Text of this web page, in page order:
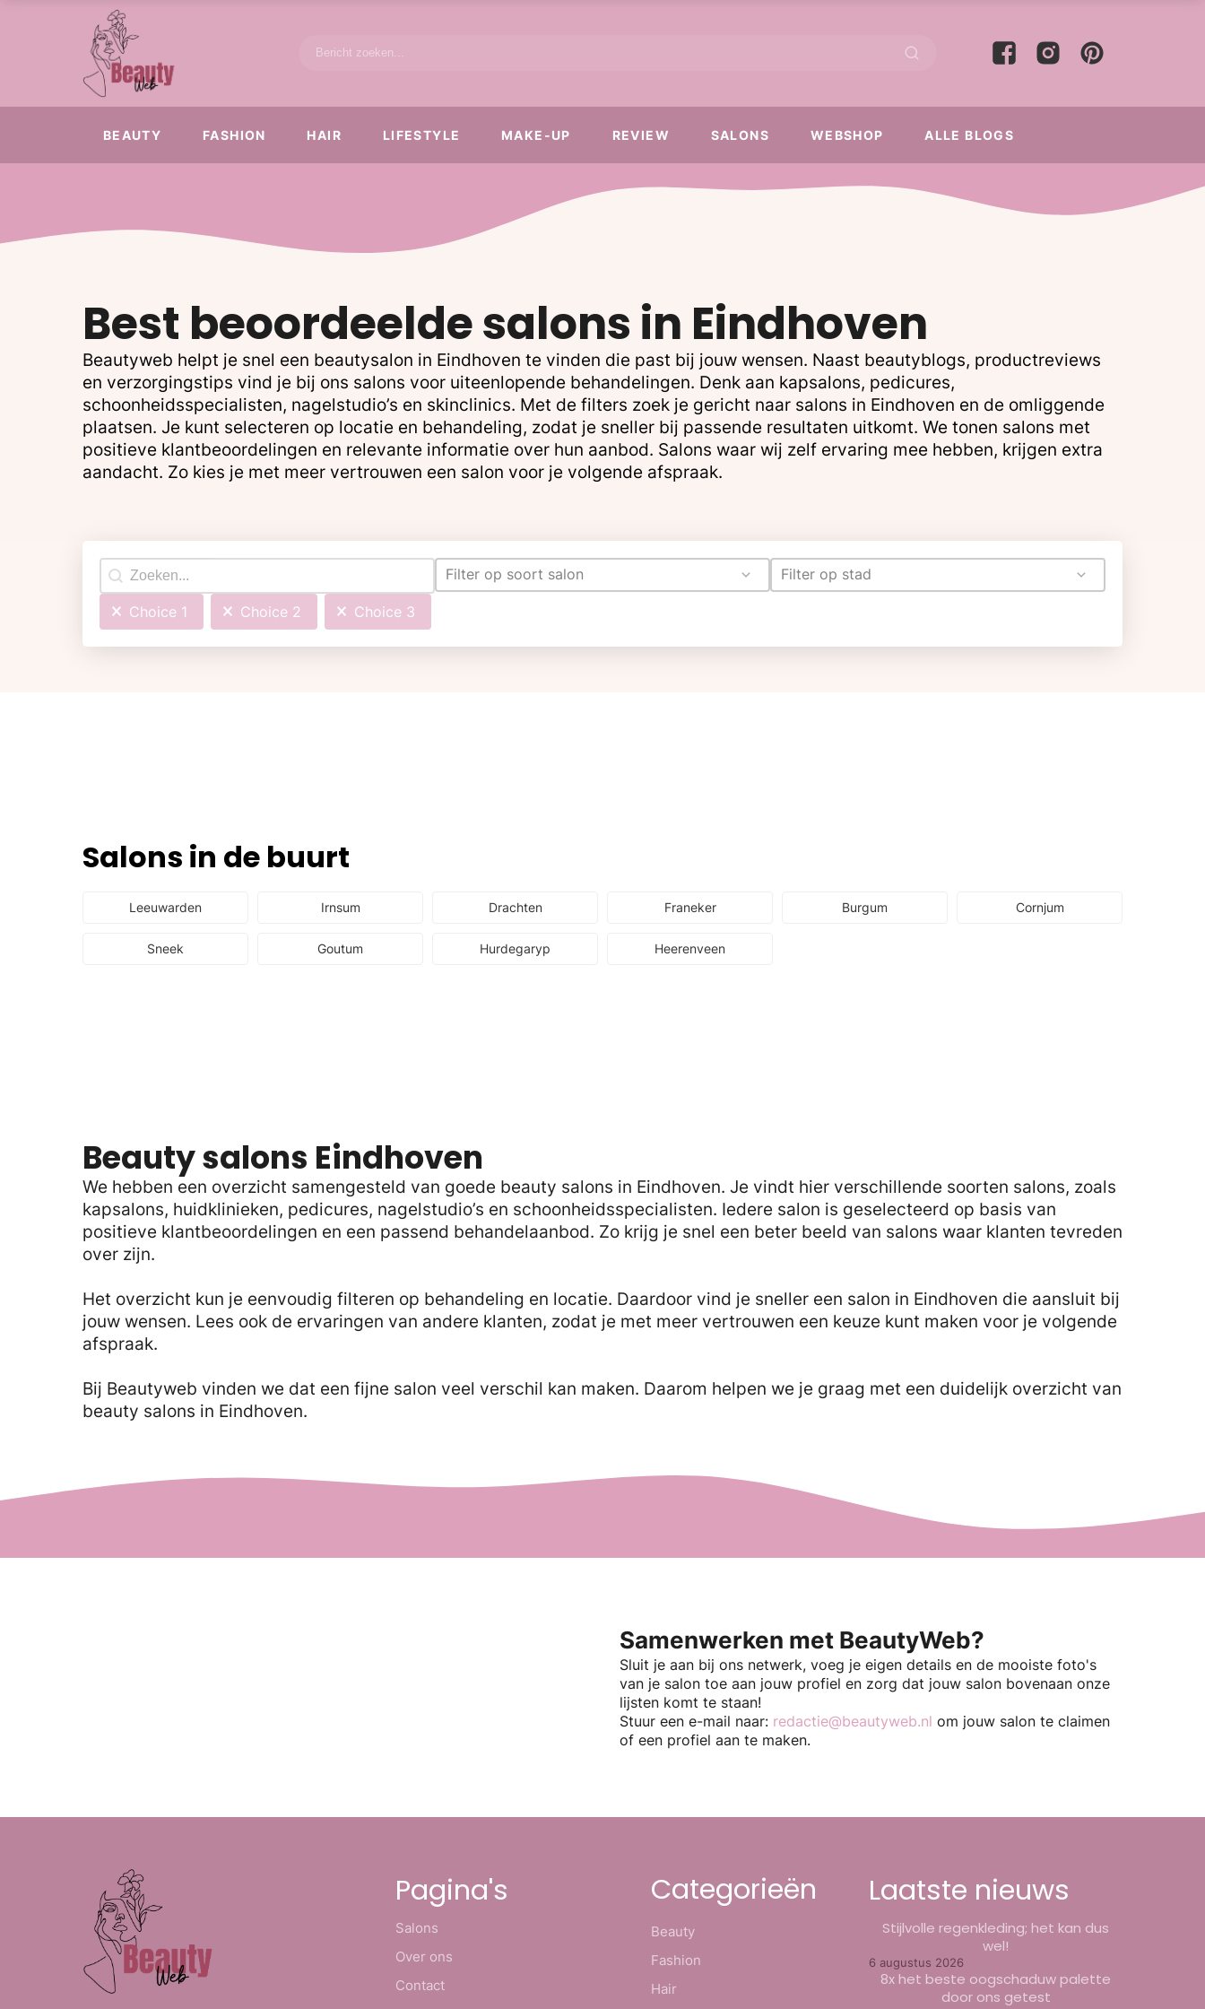
BEAUTY FASHION HAIR LIFESTYLE MAKE-UP REVIEW SALONS WEBSHOP ALLE BLOGS
Best beoordeelde salons in Eindhoven
Beautyweb helpt je snel een beautysalon in Eindhoven te vinden die past bij jouw wensen. Naast beautyblogs, productreviews
en verzorgingstips vind je bij ons salons voor uiteenlopende behandelingen. Denk aan kapsalons, pedicures,
schoonheidsspecialisten, nagelstudio’s en skinclinics. Met de filters zoek je gericht naar salons in Eindhoven en de omliggende
plaatsen. Je kunt selecteren op locatie en behandeling, zodat je sneller bij passende resultaten uitkomt. We tonen salons met
positieve klantbeoordelingen en relevante informatie over hun aanbod. Salons waar wij zelf ervaring mee hebben, krijgen extra
aandacht. Zo kies je met meer vertrouwen een salon voor je volgende afspraak.
Search content Filter op soort salon Filter op stad
Choice 1 Choice 2 Choice 3
Salons in de buurt
Leeuwarden Irnsum Drachten Franeker Burgum Cornjum
Sneek Goutum Hurdegaryp Heerenveen
Beauty salons Eindhoven
We hebben een overzicht samengesteld van goede beauty salons in Eindhoven. Je vindt hier verschillende soorten salons, zoals
kapsalons, huidklinieken, pedicures, nagelstudio’s en schoonheidsspecialisten. Iedere salon is geselecteerd op basis van
positieve klantbeoordelingen en een passend behandelaanbod. Zo krijg je snel een beter beeld van salons waar klanten tevreden
over zijn.
Het overzicht kun je eenvoudig filteren op behandeling en locatie. Daardoor vind je sneller een salon in Eindhoven die aansluit bij
jouw wensen. Lees ook de ervaringen van andere klanten, zodat je met meer vertrouwen een keuze kunt maken voor je volgende
afspraak.
Bij Beautyweb vinden we dat een fijne salon veel verschil kan maken. Daarom helpen we je graag met een duidelijk overzicht van
beauty salons in Eindhoven.
Samenwerken met BeautyWeb?
Sluit je aan bij ons netwerk, voeg je eigen details en de mooiste foto's
van je salon toe aan jouw profiel en zorg dat jouw salon bovenaan onze
lijsten komt te staan!
Stuur een e-mail naar: redactie@beautyweb.nl om jouw salon te claimen
of een profiel aan te maken.
Pagina's
Salons
Over ons
Contact
Categorieën
Beauty
Fashion
Hair
Laatste nieuws
Stijlvolle regenkleding; het kan dus
wel!
6 augustus 2026
8x het beste oogschaduw palette
door ons getest